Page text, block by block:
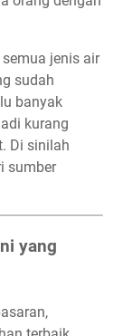
jenis air
sudah
banyak
kurang
Di sinilah
sumber
yang